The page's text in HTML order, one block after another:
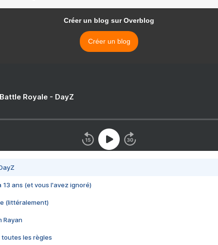
Créer un blog sur Overblog
Créer un blog
Royale - DayZ
13 ans (et vous l'avez ignoré)
(littéralement)
Rayan
toutes les règles